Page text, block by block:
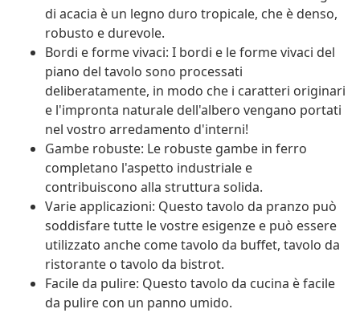
di acacia è un legno duro tropicale, che è denso,
robusto e durevole.
Bordi e forme vivaci: I bordi e le forme vivaci del
piano del tavolo sono processati
deliberatamente, in modo che i caratteri originari
e l'impronta naturale dell'albero vengano portati
nel vostro arredamento d'interni!
Gambe robuste: Le robuste gambe in ferro
completano l'aspetto industriale e
contribuiscono alla struttura solida.
Varie applicazioni: Questo tavolo da pranzo può
soddisfare tutte le vostre esigenze e può essere
utilizzato anche come tavolo da buffet, tavolo da
ristorante o tavolo da bistrot.
Facile da pulire: Questo tavolo da cucina è facile
da pulire con un panno umido.